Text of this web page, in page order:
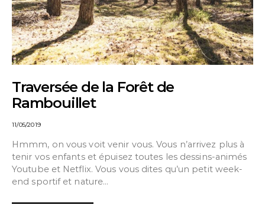
Traversée de la Forêt de
Rambouillet
11/05/2019
Hmmm, on vous voit venir vous. Vous n’arrivez plus à
tenir vos enfants et épuisez toutes les dessins-animés
Youtube et Netflix. Vous vous dites qu’un petit week-
end sportif et nature…